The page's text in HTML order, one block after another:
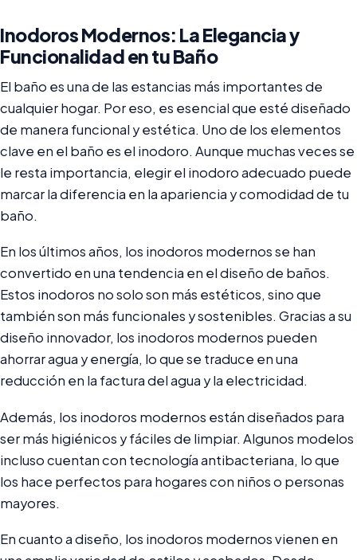
Inodoros Modernos: La Elegancia y
Funcionalidad en tu Baño
El baño es una de las estancias más importantes de
cualquier hogar. Por eso, es esencial que esté diseñado
de manera funcional y estética. Uno de los elementos
clave en el baño es el inodoro. Aunque muchas veces se
le resta importancia, elegir el inodoro adecuado puede
marcar la diferencia en la apariencia y comodidad de tu
baño.
En los últimos años, los inodoros modernos se han
convertido en una tendencia en el diseño de baños.
Estos inodoros no solo son más estéticos, sino que
también son más funcionales y sostenibles. Gracias a su
diseño innovador, los inodoros modernos pueden
ahorrar agua y energía, lo que se traduce en una
reducción en la factura del agua y la electricidad.
Además, los inodoros modernos están diseñados para
ser más higiénicos y fáciles de limpiar. Algunos modelos
incluso cuentan con tecnología antibacteriana, lo que
los hace perfectos para hogares con niños o personas
mayores.
En cuanto a diseño, los inodoros modernos vienen en